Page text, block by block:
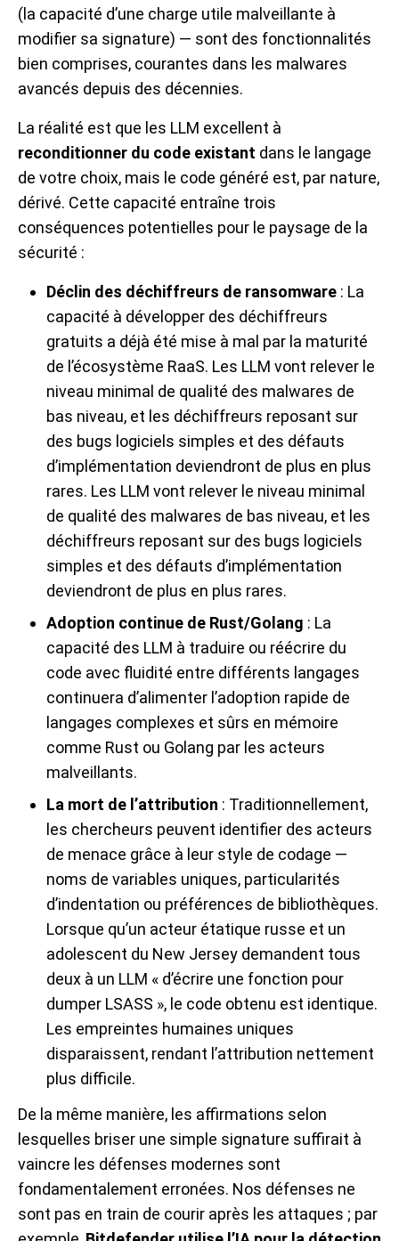
(la capacité d’une charge utile malveillante à
modifier sa signature) — sont des fonctionnalités
bien comprises, courantes dans les malwares
avancés depuis des décennies.
La réalité est que les LLM excellent à
reconditionner du code existant dans le langage
de votre choix, mais le code généré est, par nature,
dérivé. Cette capacité entraîne trois
conséquences potentielles pour le paysage de la
sécurité :
Déclin des déchiffreurs de ransomware : La
capacité à développer des déchiffreurs
gratuits a déjà été mise à mal par la maturité
de l’écosystème RaaS. Les LLM vont relever le
niveau minimal de qualité des malwares de
bas niveau, et les déchiffreurs reposant sur
des bugs logiciels simples et des défauts
d’implémentation deviendront de plus en plus
rares. Les LLM vont relever le niveau minimal
de qualité des malwares de bas niveau, et les
déchiffreurs reposant sur des bugs logiciels
simples et des défauts d’implémentation
deviendront de plus en plus rares.
Adoption continue de Rust/Golang : La
capacité des LLM à traduire ou réécrire du
code avec fluidité entre différents langages
continuera d’alimenter l’adoption rapide de
langages complexes et sûrs en mémoire
comme Rust ou Golang par les acteurs
malveillants.
La mort de l’attribution : Traditionnellement,
les chercheurs peuvent identifier des acteurs
de menace grâce à leur style de codage —
noms de variables uniques, particularités
d’indentation ou préférences de bibliothèques.
Lorsque qu’un acteur étatique russe et un
adolescent du New Jersey demandent tous
deux à un LLM « d’écrire une fonction pour
dumper LSASS », le code obtenu est identique.
Les empreintes humaines uniques
disparaissent, rendant l’attribution nettement
plus difficile.
De la même manière, les affirmations selon
lesquelles briser une simple signature suffirait à
vaincre les défenses modernes sont
fondamentalement erronées. Nos défenses ne
sont pas en train de courir après les attaques ; par